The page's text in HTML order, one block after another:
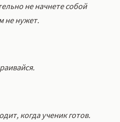
не начнете собой
не нужет.
когда ученик готов.